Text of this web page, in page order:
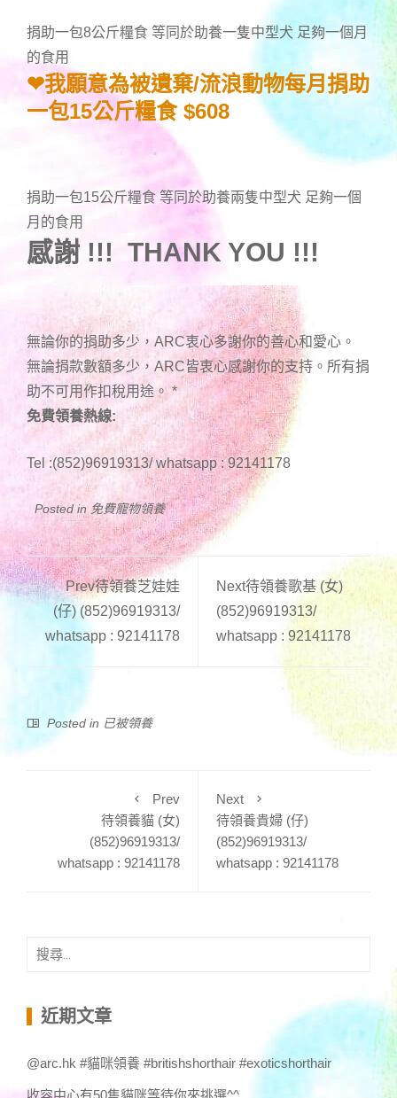
捐助一包8公斤糧食 等同於助養一隻中型犬 足夠一個月
的食用
❤我願意為被遺棄/流浪動物每月捐助
一包15公斤糧食 $608
捐助一包15公斤糧食 等同於助養兩隻中型犬 足夠一個
月的食用
感謝 !!! THANK YOU !!!
無論你的捐助多少，ARC衷心多謝你的善心和愛心。
無論捐款數額多少，ARC皆衷心感謝你的支持。所有捐
助不可用作扣稅用途。 *
免費領養熱線:
Tel :(852)96919313/ whatsapp : 92141178
Posted in 免費寵物領養
Prev待領養芝娃娃
(仔) (852)96919313/
whatsapp : 92141178
Next待領養歌基 (女)
(852)96919313/
whatsapp : 92141178
Posted in 已被領養
Prev
待領養貓 (女)
(852)96919313/
whatsapp : 92141178
Next
待領養貴婦 (仔)
(852)96919313/
whatsapp : 92141178
搜
鍵 近期文章
@arc.hk #貓咪領養 #britishshorthair #exoticshorthair
收容中心有50隻貓咪等待你來挑選^^